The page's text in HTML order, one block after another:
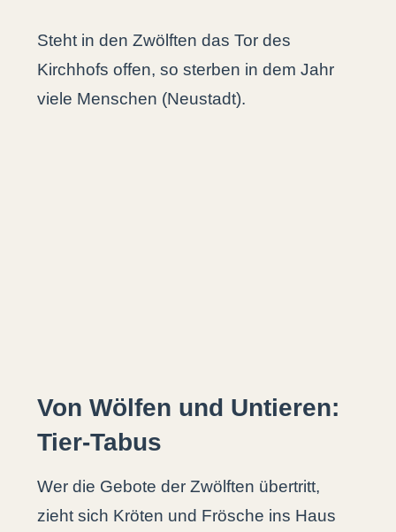
Steht in den Zwölften das Tor des
Kirchhofs offen, so sterben in dem Jahr
viele Menschen (Neustadt).
Von Wölfen und Untieren:
Tier-Tabus
Wer die Gebote der Zwölften übertritt,
zieht sich Kröten und Frösche ins Haus